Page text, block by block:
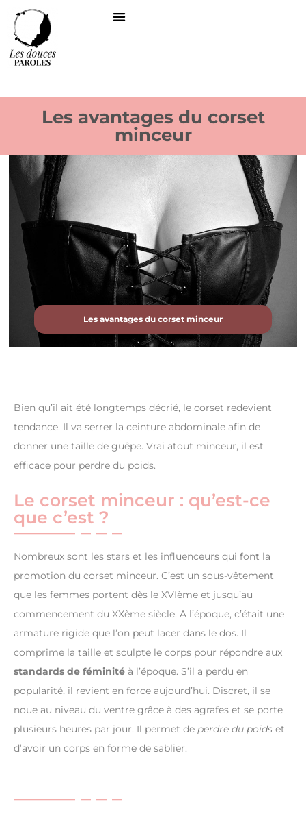
Les avantages du corset
minceur
Les avantages du corset minceur
Bien qu’il ait été longtemps décrié, le corset redevient
tendance. Il va serrer la ceinture abdominale afin de
donner une taille de guêpe. Vrai atout minceur, il est
efficace pour perdre du poids.
Le corset minceur : qu’est-ce
que c’est ?
Nombreux sont les stars et les influenceurs qui font la
promotion du corset minceur. C’est un sous-vêtement
que les femmes portent dès le XVIème et jusqu’au
commencement du XXème siècle. A l’époque, c’était une
armature rigide que l’on peut lacer dans le dos. Il
comprime la taille et sculpte le corps pour répondre aux
standards de féminité à l’époque. S’il a perdu en
popularité, il revient en force aujourd’hui. Discret, il se
noue au niveau du ventre grâce à des agrafes et se porte
plusieurs heures par jour. Il permet de perdre du poids et
d’avoir un corps en forme de sablier.